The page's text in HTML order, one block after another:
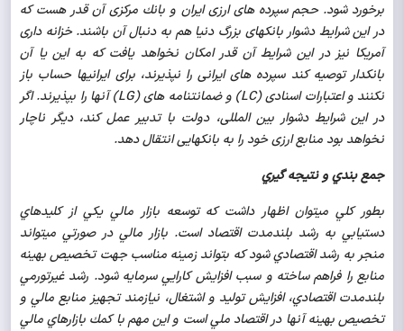
برخورد شود. حجم سپرده ­های ارزی ایران و بانك مركزی آن قدر هست كه
در این شرایط دشوار بانكهای بزرگ دنیا هم به دنبال آن باشند. خزانه داری
آمریكا نیز در این شرایط آن قدر امكان نخواهد یافت كه به این یا آن
بانكدار توصیه كند سپرده های ایرانی را نپذیرند، برای ایرانیها حساب باز
نكنند و اعتبارات اسنادی (LC) و ضمانتنامه های (LG) آنها را بپذیرند. اگر
در این شرایط دشوار بین المللی، دولت با تدبیر عمل كند، دیگر ناچار
نخواهد بود منابع ارزی خود را به بانكهایی انتقال دهد.
جمع­ بندي و نتيجه­ گيري
بطور كلي مي­توان اظهار داشت كه توسعه بازار مالي يکي از کليدهاي
دستيابي به رشد بلندمدت اقتصاد است. بازار مالي در صورتي مي­تواند
منجر به رشد اقتصادي شود كه بتواند زمينه مناسب جهت تخصيص بهينه
منابع را فراهم ساخته و سبب افزايش كارايي سرمايه شود. رشد غيرتورمي
بلندمدت اقتصادي، افزايش توليد و اشتغال، نيازمند تجهيز منابع مالي و
تخصيص بهينه آنها در اقتصاد ملي است و اين مهم با كمك بازارهاي مالي